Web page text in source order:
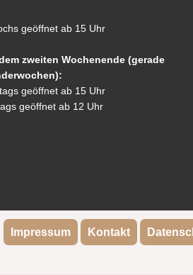
geöffnet ab 15 Uhr
zweiten Wochenende (gerade
geöffnet ab 15 Uhr
geöffnet ab 12 Uhr
Impressum Kontakt